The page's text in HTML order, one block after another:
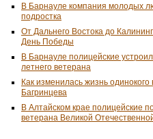
В Барнауле компания молодых
подростка
От Дальнего Востока до
День Победы
В Барнауле полицейские
летнего ветерана
Как изменилась жизнь
Багринцева
В Алтайском крае полицейские
ветерана Великой